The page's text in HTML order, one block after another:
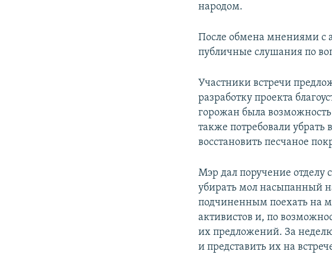
народом.
После обмена мнениями с
публичные слушания по
Участники встречи
разработку проекта
горожан была
также потребовали
восстановить песчаное
Мэр дал поручение отделу
убирать мол насыпанный
подчиненным поехать на
активистов и, по
их предложений. За
и представить их на